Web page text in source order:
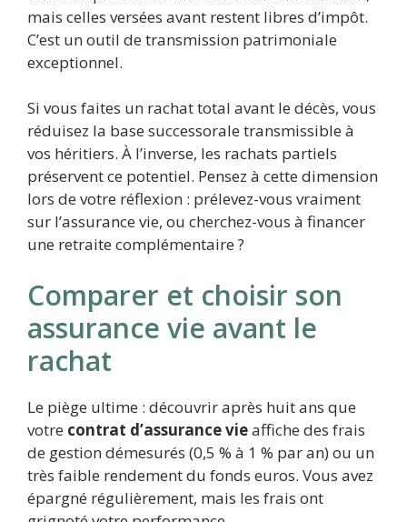
mais celles versées avant restent libres d’impôt.
C’est un outil de transmission patrimoniale
exceptionnel.
Si vous faites un rachat total avant le décès, vous
réduisez la base successorale transmissible à
vos héritiers. À l’inverse, les rachats partiels
préservent ce potentiel. Pensez à cette dimension
lors de votre réflexion : prélevez-vous vraiment
sur l’assurance vie, ou cherchez-vous à financer
une retraite complémentaire ?
Comparer et choisir son
assurance vie avant le
rachat
Le piège ultime : découvrir après huit ans que
votre contrat d’assurance vieaffiche des frais
de gestion démesurés (0,5 % à 1 % par an) ou un
très faible rendement du fonds euros. Vous avez
épargné régulièrement, mais les frais ont